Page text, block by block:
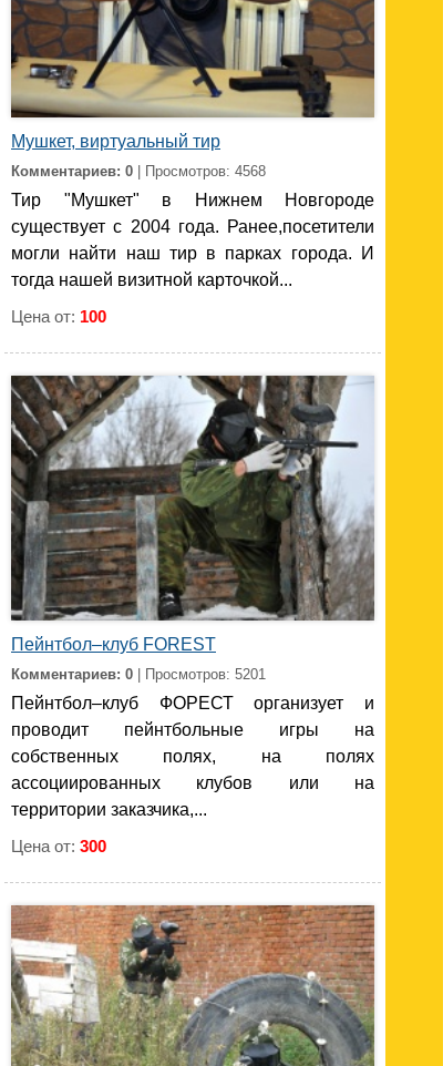
Мушкет, виртуальный тир
Комментариев: 0 | Просмотров: 4568
Тир "Мушкет" в Нижнем Новгороде
существует с 2004 года. Ранее,посетители
могли найти наш тир в парках города. И
тогда нашей визитной карточкой...
Цена от: 100
Пейнтбол–клуб FOREST
Комментариев: 0 | Просмотров: 5201
Пейнтбол–клуб ФОРЕСТ организует и
проводит пейнтбольные игры на
собственных полях, на полях
ассоциированных клубов или на
территории заказчика,...
Цена от: 300